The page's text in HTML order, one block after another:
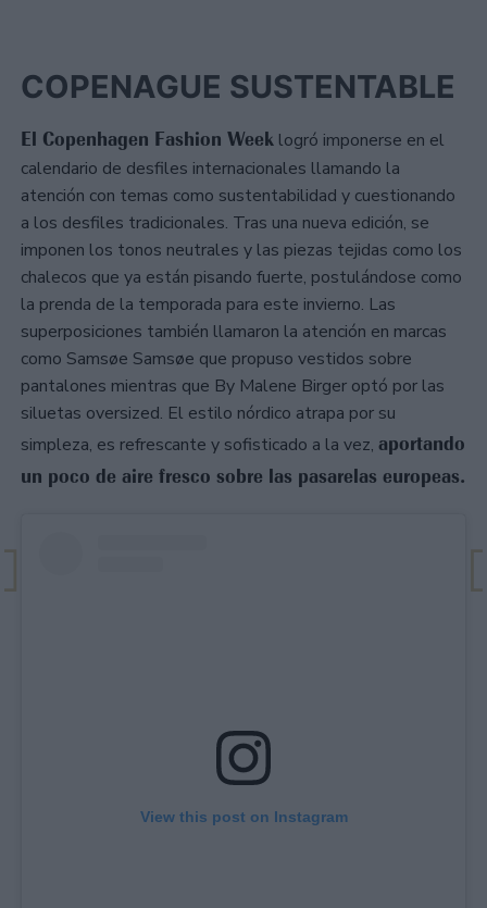
COPENAGUE SUSTENTABLE
El Copenhagen Fashion Week logró imponerse en el
calendario de desfiles internacionales llamando la
atención con temas como sustentabilidad y cuestionando
a los desfiles tradicionales. Tras una nueva edición, se
imponen los tonos neutrales y las piezas tejidas como los
chalecos que ya están pisando fuerte, postulándose como
la prenda de la temporada para este invierno. Las
superposiciones también llamaron la atención en marcas
como Samsøe Samsøe que propuso vestidos sobre
pantalones mientras que By Malene Birger optó por las
siluetas oversized. El estilo nórdico atrapa por su
simpleza, es refrescante y sofisticado a la vez, aportando
un poco de aire fresco sobre las pasarelas europeas.
View this post on Instagram